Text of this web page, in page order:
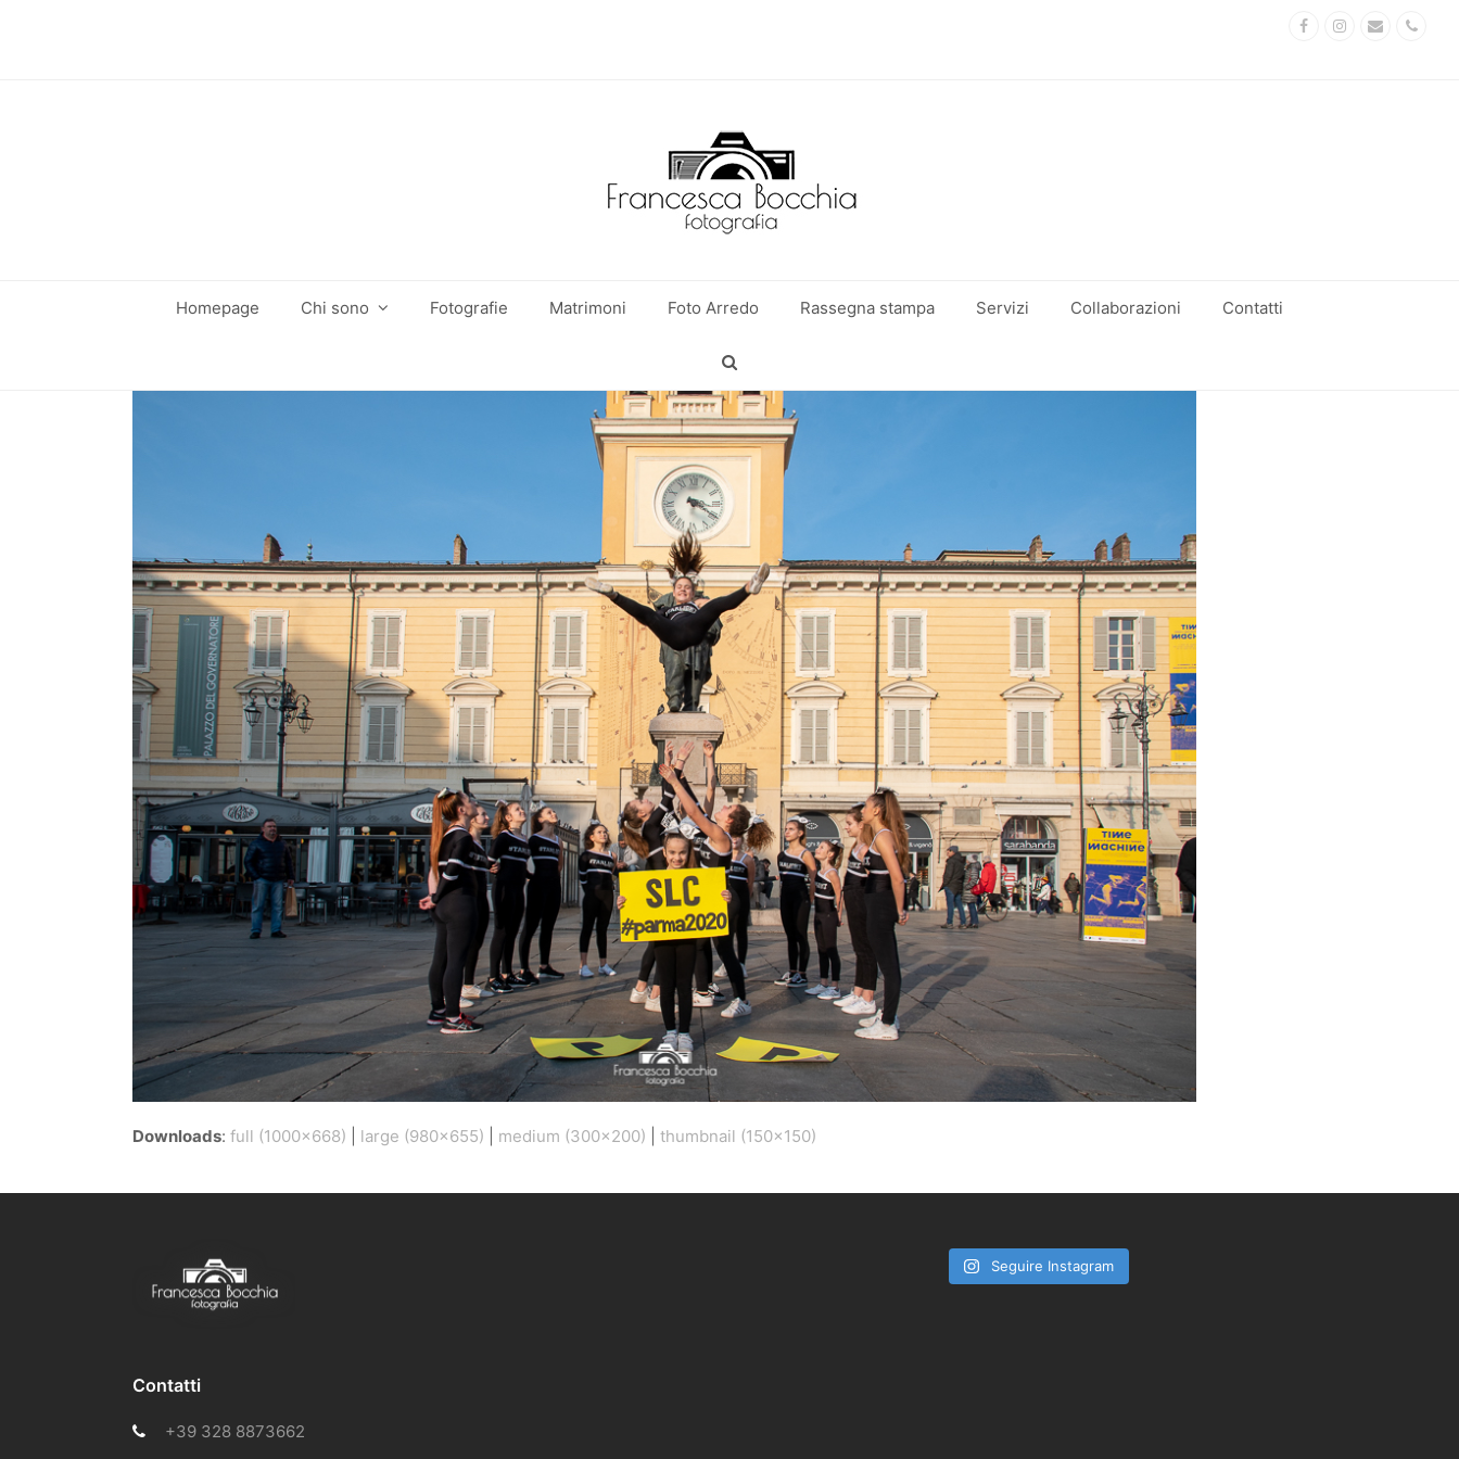
FacebookInstagram
Email
Homepage Chi sono Fotografie Matrimoni Foto Arredo Rassegna stampa Servizi Collaborazioni Contatti
Downloads: full (1000x668) large (980x655) medium (300x200) thumbnail (150x150)
Contatti
+39 328 8873662
Seguire Instagram